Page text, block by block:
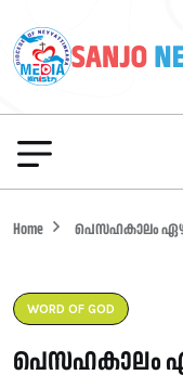
Home പെസഹകാലം
WORD OF GOD
പെസഹകാലം